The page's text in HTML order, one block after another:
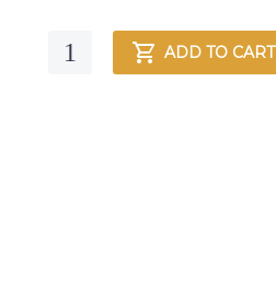
Quantity ADD TO CART